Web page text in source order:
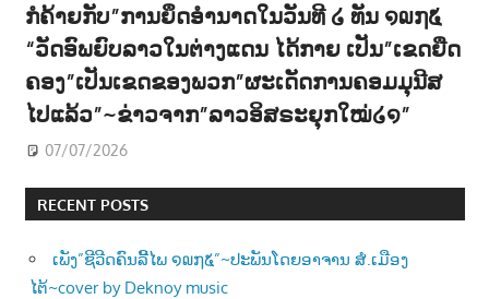
ກໍຄ້າຍກັບ”ການຍຶດອຳນາດໃນວັນທີ ໒ ທັນ ໑໙໗໕
“ວັດອົພຍົບລາວໃນຕ່າງແດນ ໄດ້ກາຍ ເປັນ”ເຂດຍືດ
ຄອງ”ເປັນເຂດຂອງພວກ”ຜະເດັດການຄອມມຸນີສ
ໄປແລ້ວ”~ຂ່າວຈາກ”ລາວອິສຣະຍຸກໃໝ່໒໑”
07/07/2026
RECENT POSTS
ເພັງ”ຊີວີດຄົນລີ້ໄພ ໑໙໗໕”~ປະພັນໂດຍອາຈານ ສໍ.ເມືອງ
ໄຕ້~cover by Deknoy music